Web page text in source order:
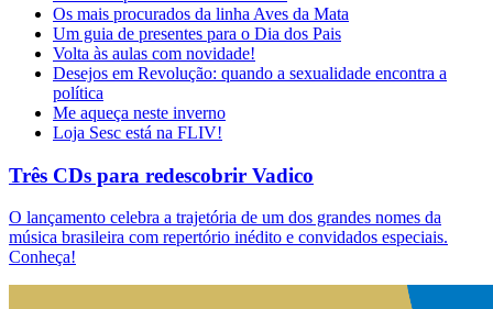
Os mais procurados da linha Aves da Mata
Um guia de presentes para o Dia dos Pais
Volta às aulas com novidade!
Desejos em Revolução: quando a sexualidade encontra a
política
Me aqueça neste inverno
Loja Sesc está na FLIV!
Três CDs para redescobrir Vadico
O lançamento celebra a trajetória de um dos grandes nomes da
música brasileira com repertório inédito e convidados especiais.
Conheça!